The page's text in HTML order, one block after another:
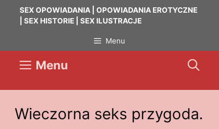
PrzejdźSEX OPOWIADANIA | OPOWIADANIA EROTYCZNE
| SEX HISTORIE | SEX ILUSTRACJE
Menu
Menu
Wieczorna seks przygoda.